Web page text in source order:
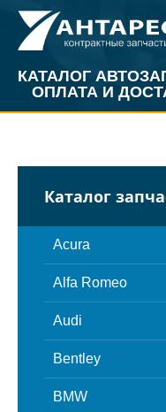
КАТАЛОГ
ОПЛАТА И
Каталог
Acura
Alfa Romeo
Audi
Bentley
BMW